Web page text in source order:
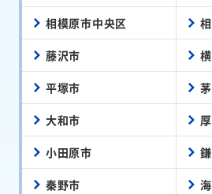
相模原市中央区
藤沢市
平塚市
大和市
小田原市
秦野市